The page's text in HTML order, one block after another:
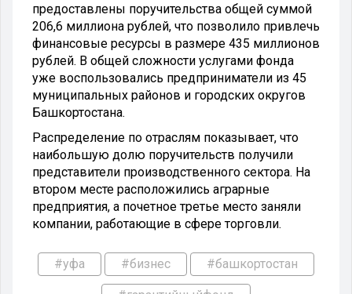
предоставлены поручительства общей суммой
206,6 миллиона рублей, что позволило привлечь
финансовые ресурсы в размере 435 миллионов
рублей. В общей сложности услугами фонда
уже воспользовались предприниматели из 45
муниципальных районов и городских округов
Башкортостана.
Распределение по отраслям показывает, что
наибольшую долю поручительств получили
представители производственного сектора. На
втором месте расположились аграрные
предприятия, а почетное третье место заняли
компании, работающие в сфере торговли.
#уфа #бизнес #башкортостан